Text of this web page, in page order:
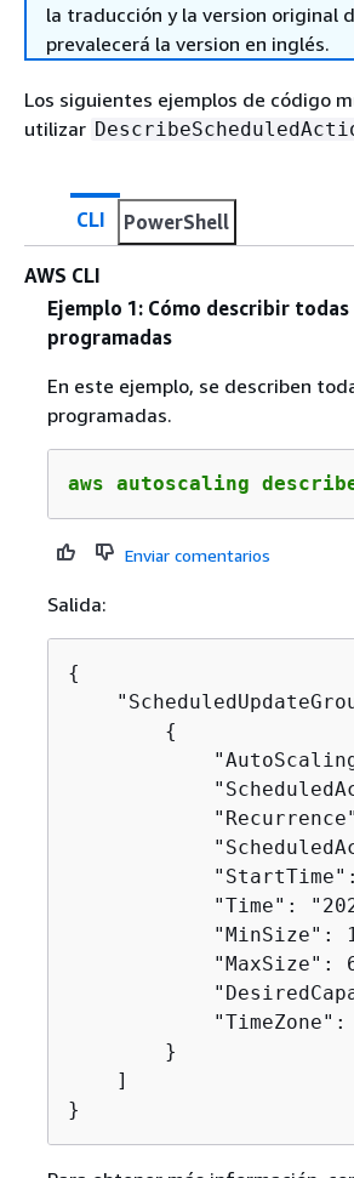
la traducción y la version original
prevalecerá la version en inglés.
Los siguientes ejemplos de código
utilizar
CLI PowerShell
AWS CLI
Ejemplo 1: Cómo describir todas
programadas
En este ejemplo, se describen
programadas.
aws autoscaling
Enviar comentarios
Salida:
{
{
"Time":
"MinSize":
"MaxSize":
        }
    ]
}